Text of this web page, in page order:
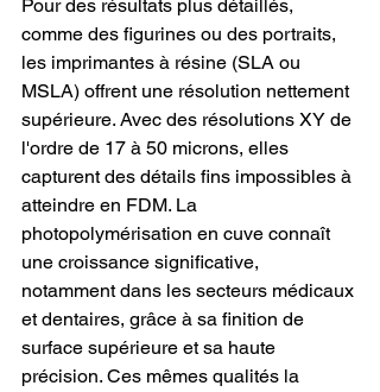
Pour des résultats plus détaillés,
comme des figurines ou des portraits,
les imprimantes à résine (SLA ou
MSLA) offrent une résolution nettement
supérieure. Avec des résolutions XY de
l'ordre de 17 à 50 microns, elles
capturent des détails fins impossibles à
atteindre en FDM. La
photopolymérisation en cuve connaît
une croissance significative,
notamment dans les secteurs médicaux
et dentaires, grâce à sa finition de
surface supérieure et sa haute
précision. Ces mêmes qualités la